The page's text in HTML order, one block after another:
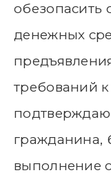
обезопасить
денежных
требований
гражданина,
выполнение